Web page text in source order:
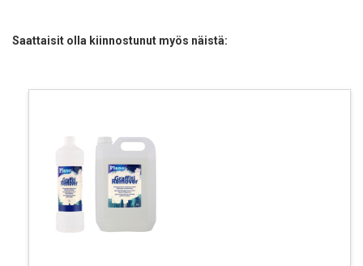
Saattaisit olla kiinnostunut myös näistä: